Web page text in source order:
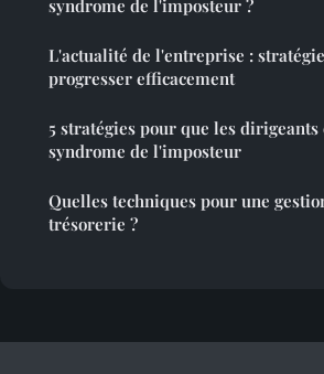
syndrome de l'imposteur ?
L'actualité de l'entreprise :
progresser efficacement
5 stratégies pour que les
syndrome de l'imposteur
Quelles techniques pour une
trésorerie ?